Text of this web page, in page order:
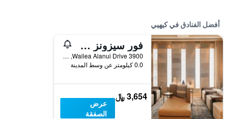
أفضل الفنادق في كيهيي
فور سيزونز ريزورت ماوي ات وايليا
3900 Wailea Alanui Drive, كيهيي, ماوي, HI, الولايات المتحدة الأميريكية
0.0 كيلومتر عن وسط المدينة
3,654 ﷼
عرض
الصفقة